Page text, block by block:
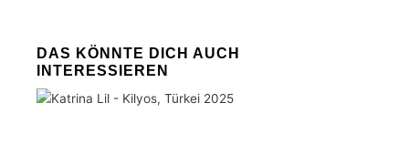
DAS KÖNNTE DICH AUCH
INTERESSIEREN